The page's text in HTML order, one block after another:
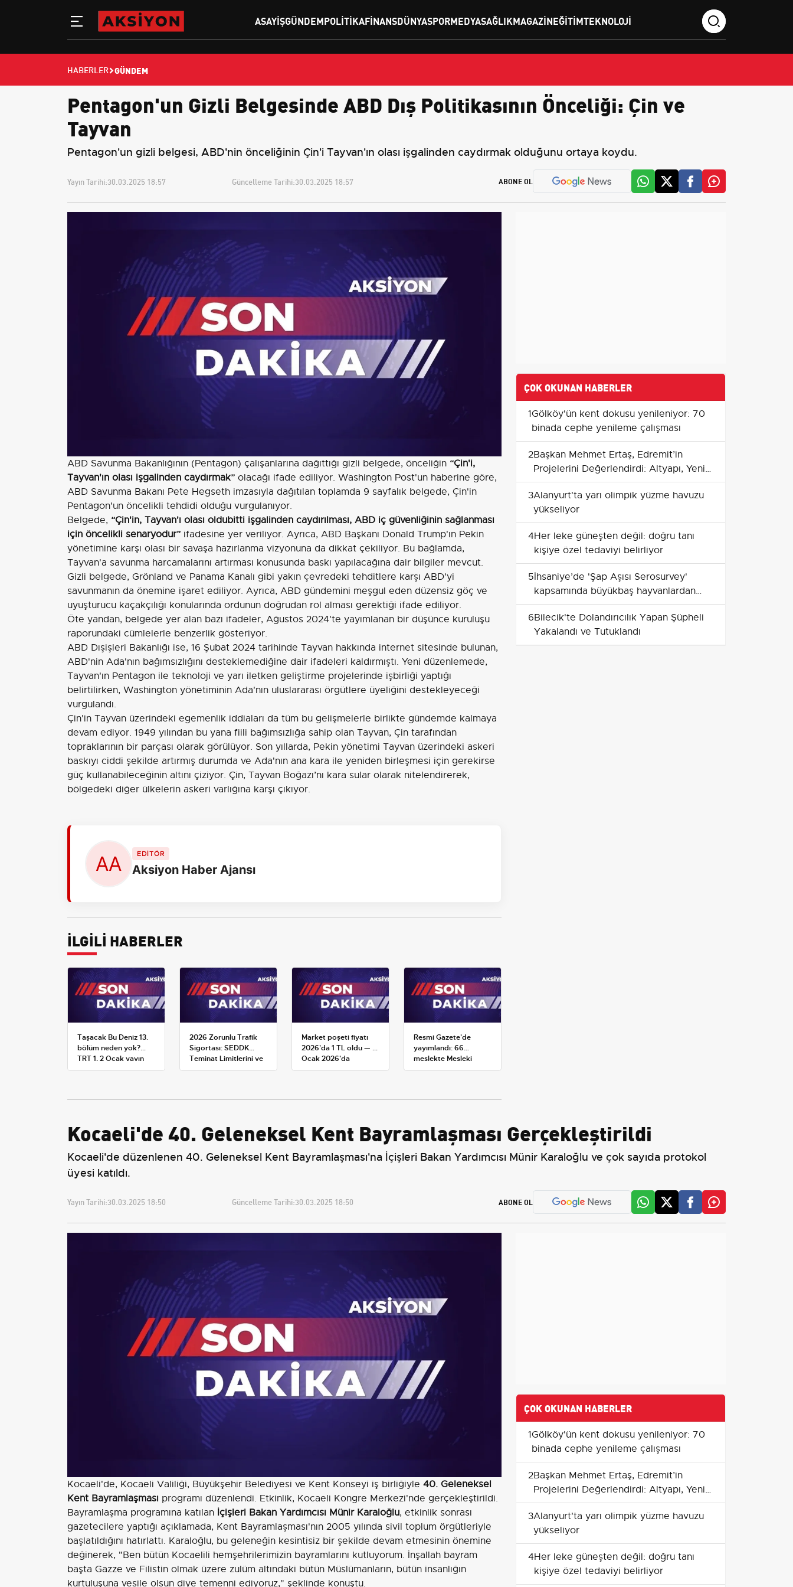
ASAYIŞGÜNDEMPOLITIKAFINANSDÜNYASPORMEDYASAĞLIKMAGAZINEĞITIMTEKNOLOJI
HABERLER GÜNDEM
Pentagon'un Gizli Belgesinde ABD Dış Politikasının Önceliği: Çin ve
Tayvan
Pentagon'un gizli belgesi, ABD'nin önceliğinin Çin'i Tayvan'ın olası işgalinden caydırmak olduğunu ortaya koydu.
Yayın Tarihi:30.03.2025 18:57 Güncelleme Tarihi:30.03.2025 18:57 ABONE OL
ABD Savunma Bakanlığının (Pentagon) çalışanlarına dağıttığı gizli belgede, önceliğin “Çin'i,
Tayvan'ın olası işgalinden caydırmak” olacağı ifade ediliyor. Washington Post'un haberine göre,
ABD Savunma Bakanı Pete Hegseth imzasıyla dağıtılan toplamda 9 sayfalık belgede, Çin'in
Pentagon'un öncelikli tehdidi olduğu vurgulanıyor.
Belgede, “Çin'in, Tayvan'ı olası oldubitti işgalinden caydırılması, ABD iç güvenliğinin sağlanması
için öncelikli senaryodur” ifadesine yer veriliyor. Ayrıca, ABD Başkanı Donald Trump'ın Pekin
yönetimine karşı olası bir savaşa hazırlanma vizyonuna da dikkat çekiliyor. Bu bağlamda,
Tayvan'a savunma harcamalarını artırması konusunda baskı yapılacağına dair bilgiler mevcut.
Gizli belgede, Grönland ve Panama Kanalı gibi yakın çevredeki tehditlere karşı ABD'yi
savunmanın da önemine işaret ediliyor. Ayrıca, ABD gündemini meşgul eden düzensiz göç ve
uyuşturucu kaçakçılığı konularında ordunun doğrudan rol alması gerektiği ifade ediliyor.
Öte yandan, belgede yer alan bazı ifadeler, Ağustos 2024'te yayımlanan bir düşünce kuruluşu
raporundaki cümlelerle benzerlik gösteriyor.
ABD Dışişleri Bakanlığı ise, 16 Şubat 2024 tarihinde Tayvan hakkında internet sitesinde bulunan,
ABD'nin Ada'nın bağımsızlığını desteklemediğine dair ifadeleri kaldırmıştı. Yeni düzenlemede,
Tayvan'ın Pentagon ile teknoloji ve yarı iletken geliştirme projelerinde işbirliği yaptığı
belirtilirken, Washington yönetiminin Ada'nın uluslararası örgütlere üyeliğini destekleyeceği
vurgulandı.
Çin'in Tayvan üzerindeki egemenlik iddiaları da tüm bu gelişmelerle birlikte gündemde kalmaya
devam ediyor. 1949 yılından bu yana fiili bağımsızlığa sahip olan Tayvan, Çin tarafından
topraklarının bir parçası olarak görülüyor. Son yıllarda, Pekin yönetimi Tayvan üzerindeki askeri
baskıyı ciddi şekilde artırmış durumda ve Ada'nın ana kara ile yeniden birleşmesi için gerekirse
güç kullanabileceğinin altını çiziyor. Çin, Tayvan Boğazı’nı kara sular olarak nitelendirerek,
bölgedeki diğer ülkelerin askeri varlığına karşı çıkıyor.
EDİTÖR
Aksiyon Haber Ajansı
İLGİLİ HABERLER
Taşacak Bu Deniz 13.
bölüm neden yok?
TRT 1, 2 Ocak yayın
planını değiştirdi
2026 Zorunlu Trafik
Sigortası: SEDDK
Teminat Limitlerini ve
Çoklu Araç Tarifesini
Market poşeti fiyatı
2026'da 1 TL oldu — 1
Ocak 2026'da
yürürlüğe giren tarife
Resmi Gazete'de
yayımlandı: 66
meslekte Mesleki
Yeterlilik Belgesi
ÇOK OKUNAN HABERLER
1Gölköy'ün kent dokusu yenileniyor: 70
binada cephe yenileme çalışması
2Başkan Mehmet Ertaş, Edremit’in
Projelerini Değerlendirdi: Altyapı, Yeni
Sosyal Tesisler ve Yatırım Takvimi
3Alanyurt'ta yarı olimpik yüzme havuzu
yükseliyor
4Her leke güneşten değil: doğru tanı
kişiye özel tedaviyi belirliyor
5İhsaniye’de 'Şap Aşısı Serosurvey'
kapsamında büyükbaş hayvanlardan
kan örnekleri alındı
6Bilecik'te Dolandırıcılık Yapan Şüpheli
Yakalandı ve Tutuklandı
Kocaeli'de 40. Geleneksel Kent Bayramlaşması Gerçekleştirildi
Kocaeli'de düzenlenen 40. Geleneksel Kent Bayramlaşması'na İçişleri Bakan Yardımcısı Münir Karaloğlu ve çok sayıda protokol
üyesi katıldı.
Yayın Tarihi:30.03.2025 18:50 Güncelleme Tarihi:30.03.2025 18:50 ABONE OL
Kocaeli'de, Kocaeli Valiliği, Büyükşehir Belediyesi ve Kent Konseyi iş birliğiyle 40. Geleneksel
Kent Bayramlaşması programı düzenlendi. Etkinlik, Kocaeli Kongre Merkezi'nde gerçekleştirildi.
Bayramlaşma programına katılan İçişleri Bakan Yardımcısı Münir Karaloğlu, etkinlik sonrası
gazetecilere yaptığı açıklamada, Kent Bayramlaşması'nın 2005 yılında sivil toplum örgütleriyle
başlatıldığını hatırlattı. Karaloğlu, bu geleneğin kesintisiz bir şekilde devam etmesinin önemine
değinerek, "Ben bütün Kocaelili hemşehrilerimizin bayramlarını kutluyorum. İnşallah bayram
başta Gazze ve Filistin olmak üzere zulüm altındaki bütün Müslümanların, bütün insanlığın
kurtuluşuna vesile olsun diye temenni ediyoruz," şeklinde konuştu.
ÇOK OKUNAN HABERLER
1Gölköy'ün kent dokusu yenileniyor: 70
binada cephe yenileme çalışması
2Başkan Mehmet Ertaş, Edremit’in
Projelerini Değerlendirdi: Altyapı, Yeni
Sosyal Tesisler ve Yatırım Takvimi
3Alanyurt'ta yarı olimpik yüzme havuzu
yükseliyor
4Her leke güneşten değil: doğru tanı
kişiye özel tedaviyi belirliyor